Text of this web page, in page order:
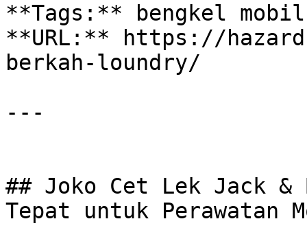
**Tags:** bengkel
**URL:** https://
berkah-loundry/
---
## Joko Cet Lek Jack
Tepat untuk Perawatan